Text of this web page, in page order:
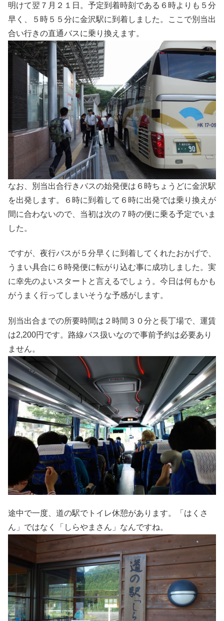
明けて翌７月２１日。予定到着時刻である６時よりも５分
早く、５時５５分に金沢駅に到着しました。ここで別当出
合い行きの直通バスに乗り換えます。
なお、別当出合行きバスの始発便は６時ちょうどに金沢駅
を出発します。６時に到着して６時に出発では乗り換えが
間に合わないので、当初は次の７時の便に乗る予定でいま
した。
ですが、夜行バスが５分早くに到着してくれたおかげで、
うまい具合に６時発便に転がり込む事に成功しました。実
に幸先のよいスタートと言えるでしょう。今日は何もかも
がうまく行ってしまいそうな予感がします。
別当出合までの所要時間は２時間３０分と長丁場で、運賃
は2,200円です。路線バス扱いなので事前予約は必要あり
ません。
途中で一度、道の駅でトイレ休憩があります。「はくさ
ん」ではなく「しらやまさん」なんですね。